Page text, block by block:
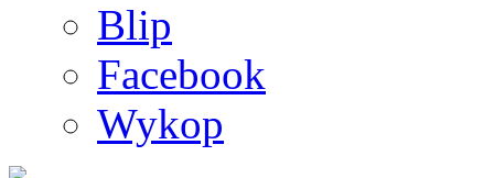
Blip
Facebook
Wykop